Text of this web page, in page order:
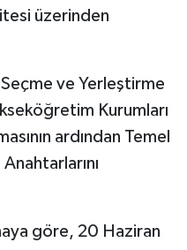
üzerinden
ve Yerleştirme
Kurumları
ardından Temel
göre, 20 Haziran